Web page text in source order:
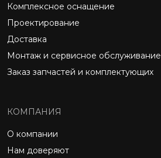
Комплексное оснащение
Проектирование
Доставка
Монтаж и сервисное обслуживание
Заказ запчастей и комплектующих
КОМПАНИЯ
О компании
Нам доверяют